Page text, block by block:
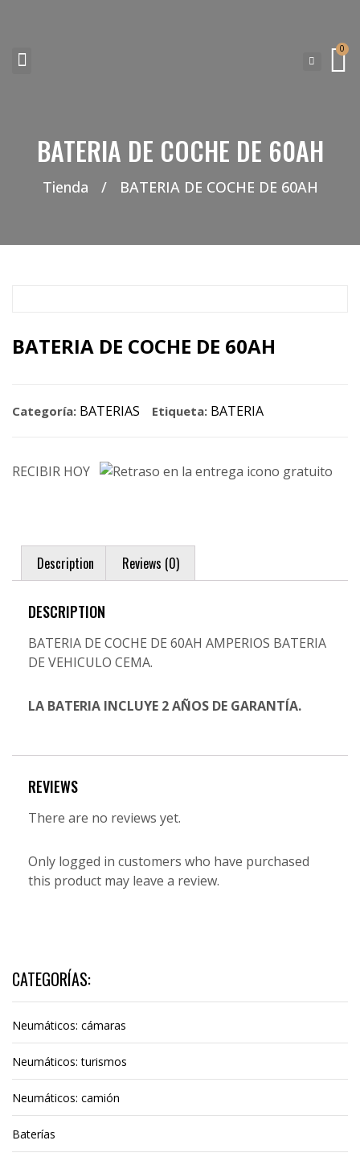
0
BATERIA DE COCHE DE 60AH
Tienda / BATERIA DE COCHE DE 60AH
BATERIA DE COCHE DE 60AH
Categoría: BATERIAS Etiqueta: BATERIA
RECIBIR HOY
Description Reviews (0)
DESCRIPTION
BATERIA DE COCHE DE 60AH AMPERIOS BATERIA
DE VEHICULO CEMA.
LA BATERIA INCLUYE 2 AÑOS DE GARANTÍA.
REVIEWS
There are no reviews yet.
Only logged in customers who have purchased
this product may leave a review.
CATEGORÍAS:
Neumáticos: cámaras
Neumáticos: turismos
Neumáticos: camión
Baterías